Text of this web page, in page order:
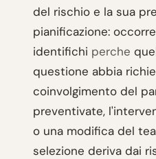
del rischio e la sua
pianificazione:
identifichi perche
questione abbia
coinvolgimento del
preventivate,
o una modifica del
selezione deriva dai